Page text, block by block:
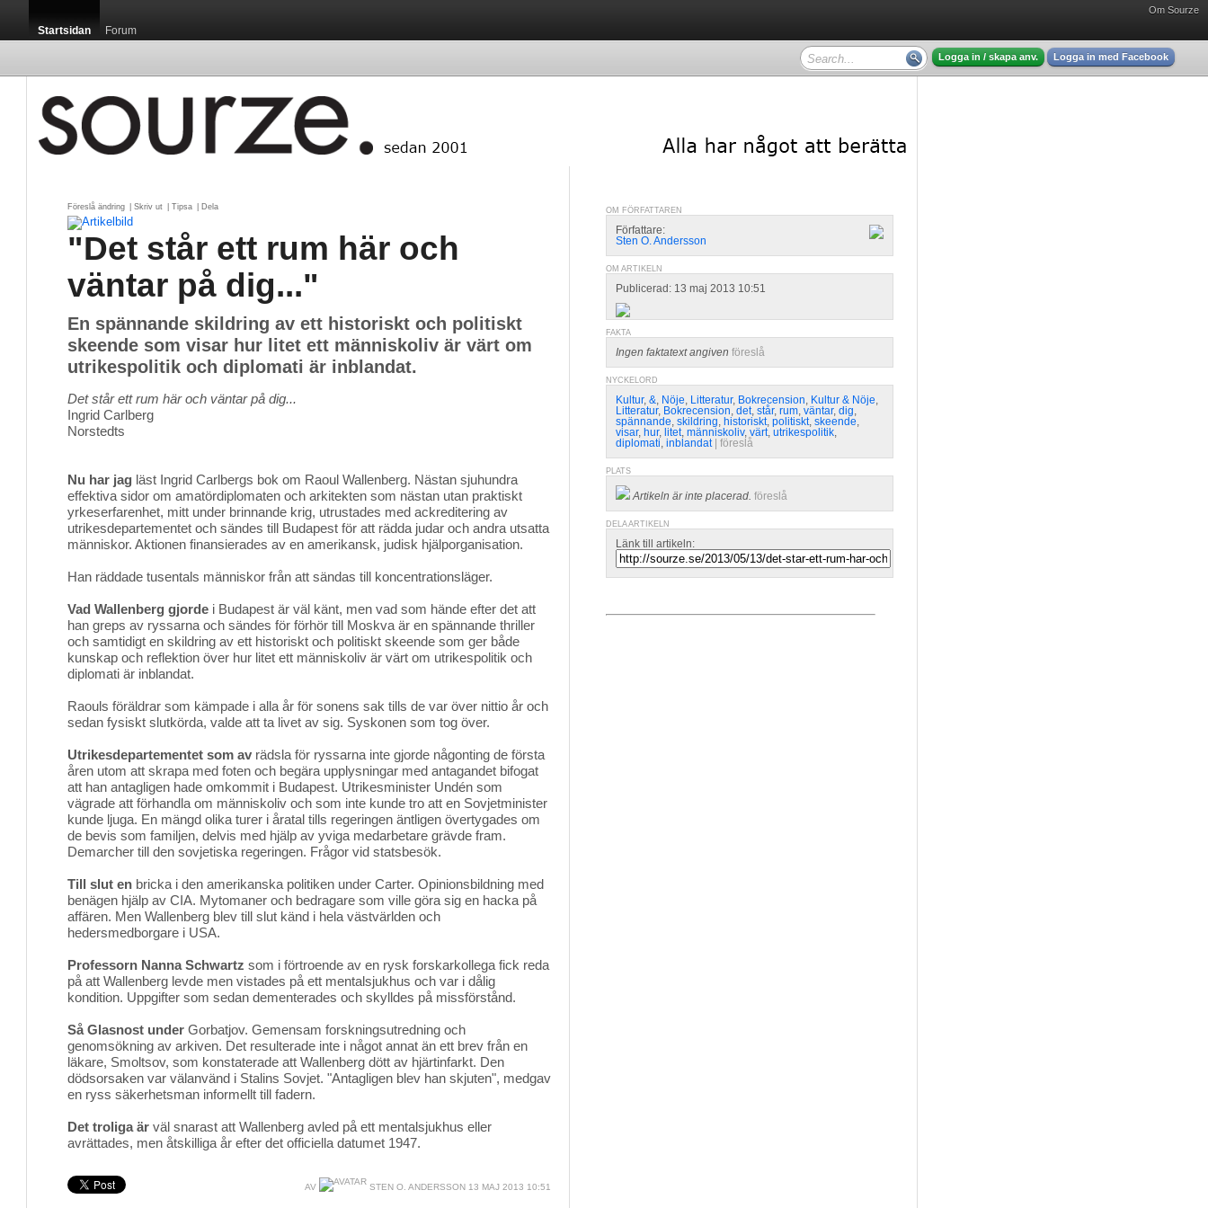
Om Sourze
Startsidan Forum
Logga in / skapa anv. Logga in med Facebook
Föreslå ändring Skriv ut Tipsa Dela
"Det står ett rum här och
väntar på dig..."
En spännande skildring av ett historiskt och politiskt
skeende som visar hur litet ett människoliv är värt om
utrikespolitik och diplomati är inblandat.
Det står ett rum här och väntar på dig...
Ingrid Carlberg
Norstedts
Nu har jag läst Ingrid Carlbergs bok om Raoul Wallenberg. Nästan sjuhundra
effektiva sidor om amatördiplomaten och arkitekten som nästan utan praktiskt
yrkeserfarenhet, mitt under brinnande krig, utrustades med ackreditering av
utrikesdepartementet och sändes till Budapest för att rädda judar och andra utsatta
människor. Aktionen finansierades av en amerikansk, judisk hjälporganisation.
Han räddade tusentals människor från att sändas till koncentrationsläger.
Vad Wallenberg gjorde i Budapest är väl känt, men vad som hände efter det att
han greps av ryssarna och sändes för förhör till Moskva är en spännande thriller
och samtidigt en skildring av ett historiskt och politiskt skeende som ger både
kunskap och reflektion över hur litet ett människoliv är värt om utrikespolitik och
diplomati är inblandat.
Raouls föräldrar som kämpade i alla år för sonens sak tills de var över nittio år och
sedan fysiskt slutkörda, valde att ta livet av sig. Syskonen som tog över.
Utrikesdepartementet som av rädsla för ryssarna inte gjorde någonting de första
åren utom att skrapa med foten och begära upplysningar med antagandet bifogat
att han antagligen hade omkommit i Budapest. Utrikesminister Undén som
vägrade att förhandla om människoliv och som inte kunde tro att en Sovjetminister
kunde ljuga. En mängd olika turer i åratal tills regeringen äntligen övertygades om
de bevis som familjen, delvis med hjälp av yviga medarbetare grävde fram.
Demarcher till den sovjetiska regeringen. Frågor vid statsbesök.
Till slut en bricka i den amerikanska politiken under Carter. Opinionsbildning med
benägen hjälp av CIA. Mytomaner och bedragare som ville göra sig en hacka på
affären. Men Wallenberg blev till slut känd i hela västvärlden och
hedersmedborgare i USA.
Professorn Nanna Schwartz som i förtroende av en rysk forskarkollega fick reda
på att Wallenberg levde men vistades på ett mentalsjukhus och var i dålig
kondition. Uppgifter som sedan dementerades och skylldes på missförstånd.
Så Glasnost under Gorbatjov. Gemensam forskningsutredning och
genomsökning av arkiven. Det resulterade inte i något annat än ett brev från en
läkare, Smoltsov, som konstaterade att Wallenberg dött av hjärtinfarkt. Den
dödsorsaken var välanvänd i Stalins Sovjet. "Antagligen blev han skjuten", medgav
en ryss säkerhetsman informellt till fadern.
Det troliga är väl snarast att Wallenberg avled på ett mentalsjukhus eller
avrättades, men åtskilliga år efter det officiella datumet 1947.
AV STEN O. ANDERSSON 13 MAJ 2013 10:51
OM FÖRFATTAREN
Författare:
Sten O. Andersson
OM ARTIKELN
Publicerad: 13 maj 2013 10:51
FAKTA
Ingen faktatext angiven föreslå
NYCKELORD
Kultur, &, Nöje, Litteratur, Bokrecension, Kultur & Nöje,
Litteratur, Bokrecension, det, står, rum, väntar, dig,
spännande, skildring, historiskt, politiskt, skeende,
visar, hur, litet, människoliv, värt, utrikespolitik,
diplomati, inblandat föreslå
PLATS
Artikeln är inte placerad. föreslå
DELA ARTIKELN
Länk till artikeln: